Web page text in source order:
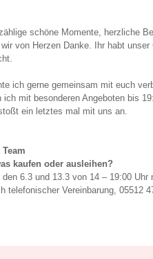
schöne Momente, herzliche
von Herzen Danke. Ihr habt
ich gerne gemeinsam mit euch
ich mit besonderen Angeboten bis
ein letztes mal mit uns an.
kaufen oder ausleihen?
6.3 und 13.3 von 14 – 19:00 Uhr
telefonischer Vereinbarung, 05512